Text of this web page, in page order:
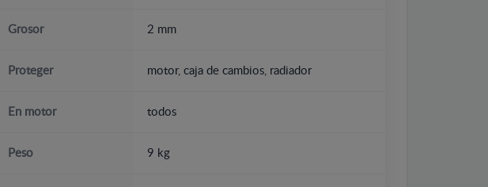
Grosor 2 mm
Proteger motor, caja de cambios, radiador
En motor todos
Peso 9 kg